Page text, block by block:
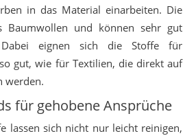
in das Material einarbeiten. Die
Baumwollen und können sehr gut
Dabei eignen sich die Stoffe für
gut, wie für Textilien, die direkt auf
werden.
für gehobene Ansprüche
lassen sich nicht nur leicht reinigen,